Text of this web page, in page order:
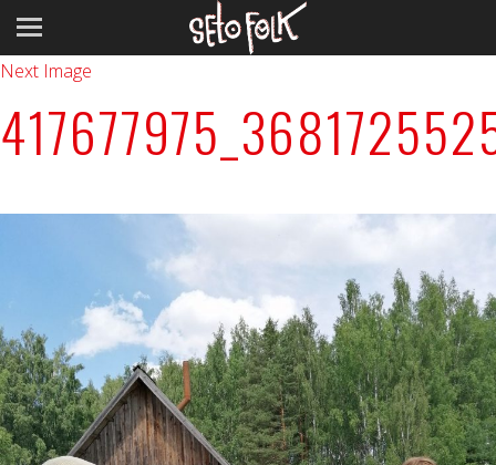
Previous Image
Next Image